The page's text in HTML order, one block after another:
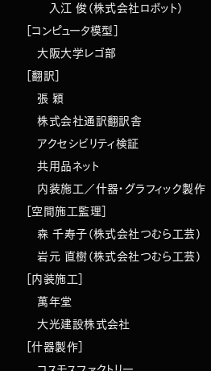
入江 俊（株式会社ロボット）
［コンピュータ模型］
大阪大学レゴ部
［翻訳］
張 穎
株式会社通訳翻訳舎
アクセシビリティ検証
共用品ネット
内装施工／什器・グラフィック製作
［空間施工監理］
森 千寿子（株式会社つむら工芸）
岩元 直樹（株式会社つむら工芸）
［内装施工］
萬年堂
大光建設株式会社
［什器製作］